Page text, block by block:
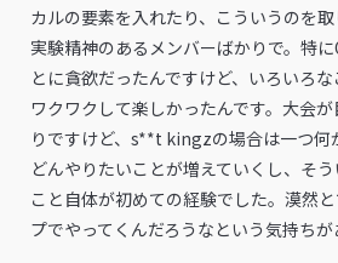
カルの要素を入れたり、こういうのを
実験精神のあるメンバーばかりで。特
とに貪欲だったんですけど、いろいろ
ワクワクして楽しかったんです。大会
りですけど、s**t kingzの場合は一つ何
どんやりたいことが増えていくし、そ
こと自体が初めての経験でした。漠然
プでやってくんだろうなという気持ちが